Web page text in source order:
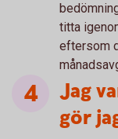
titta
eftersom
Jag
gör